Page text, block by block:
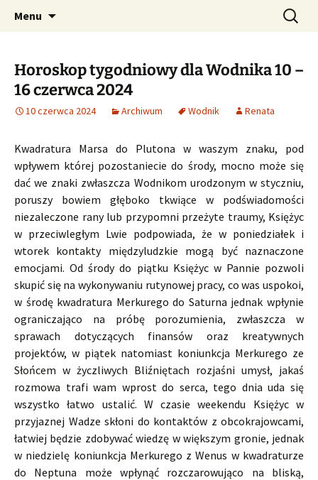
CzaroMarowy horoskop
dzienny, miesięczny i
tygodniowy
Profesjonalne przepowiednie astrologiczne
Menu Szukaj:
Horoskop tygodniowy dla Wodnika 10 –
16 czerwca 2024
10 czerwca 2024 Archiwum Wodnik Renata
Kwadratura Marsa do Plutona w waszym znaku, pod
wpływem której pozostaniecie do środy, mocno może się
dać we znaki zwłaszcza Wodnikom urodzonym w styczniu,
poruszy bowiem głęboko tkwiące w podświadomości
niezaleczone rany lub przypomni przeżyte traumy, Księżyc
w przeciwległym Lwie podpowiada, że w poniedziałek i
wtorek kontakty międzyludzkie mogą być naznaczone
emocjami. Od środy do piątku Księżyc w Pannie pozwoli
skupić się na wykonywaniu rutynowej pracy, co was uspokoi,
w środę kwadratura Merkurego do Saturna jednak wpłynie
ograniczająco na próbę porozumienia, zwłaszcza w
sprawach dotyczących finansów oraz kreatywnych
projektów, w piątek natomiast koniunkcja Merkurego ze
Słońcem w życzliwych Bliźniętach rozjaśni umysł, jakaś
rozmowa trafi wam wprost do serca, tego dnia uda się
wszystko łatwo ustalić. W czasie weekendu Księżyc w
przyjaznej Wadze skłoni do kontaktów z obcokrajowcami,
łatwiej będzie zdobywać wiedzę w większym gronie, jednak
w niedzielę koniunkcja Merkurego z Wenus w kwadraturze
do Neptuna może wpłynąć rozczarowująco na bliską,